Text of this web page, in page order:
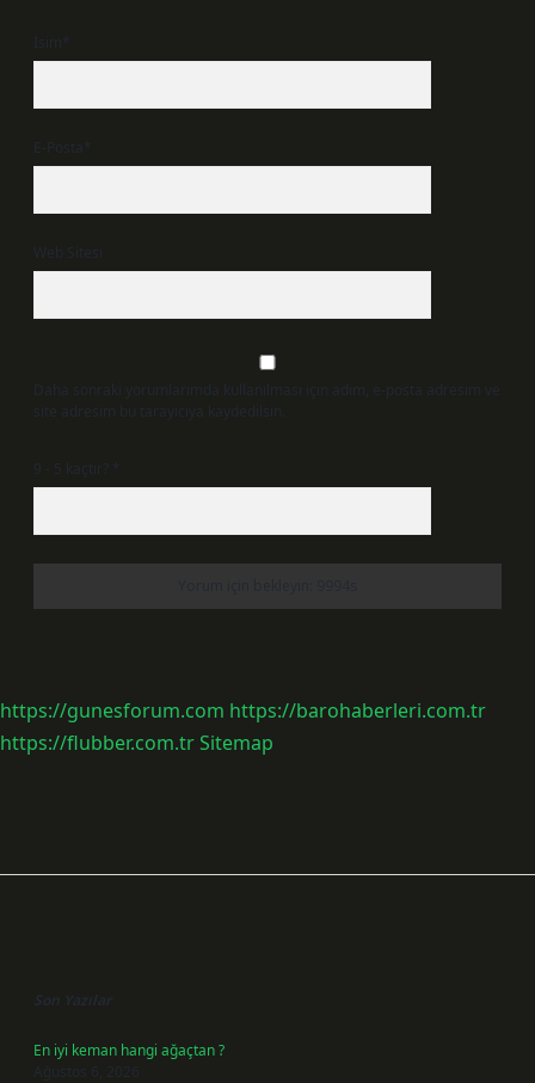
İsim*
E-Posta*
Web Sitesi
Daha sonraki yorumlarımda kullanılması için adım, e-posta adresim ve
site adresim bu tarayıcıya kaydedilsin.
9 - 5 kaçtır? *
https://gunesforum.com https://barohaberleri.com.tr
https://flubber.com.trSitemap
Son Yazılar
En iyi keman hangi ağaçtan ?
Ağustos 6, 2026